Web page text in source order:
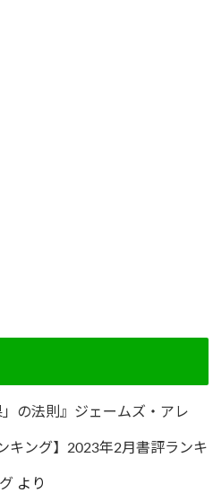
の法則』ジェームズ・アレ
キング】2023年2月書評ランキ
より